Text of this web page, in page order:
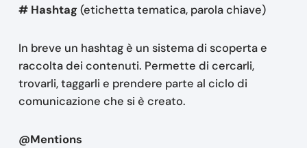
# Hashtag(etichetta tematica, parola chiave)
In breve un hashtag è un sistema di scoperta e
raccolta dei contenuti. Permette di cercarli,
trovarli, taggarli e prendere parte al ciclo di
comunicazione che si è creato.
@Mentions